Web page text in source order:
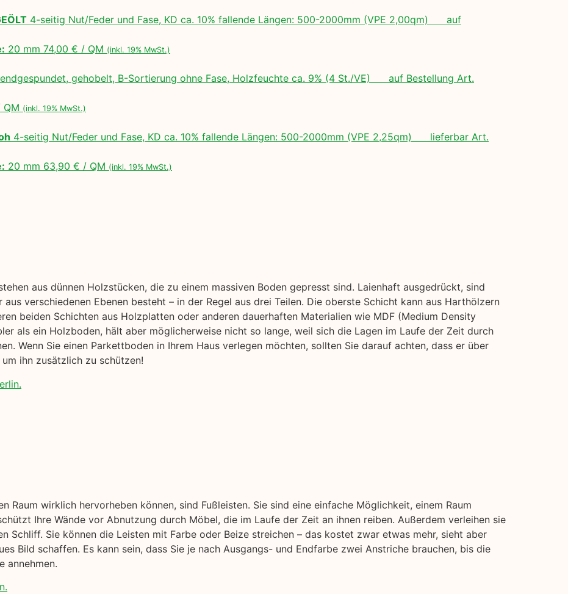
4-seitig Nut/Feder und Fase, KD ca. 10% fallende Längen: 500-2000mm (VPE 2,00qm) auf
20 mm 74,00 € / QM (inkl. 19% MwSt.)
endgespundet, gehobelt, B-Sortierung ohne Fase, Holzfeuchte ca. 9% (4 St./VE) auf Bestellung Art.
(inkl. 19% MwSt.)
4-seitig Nut/Feder und Fase, KD ca. 10% fallende Längen: 500-2000mm (VPE 2,25qm) lieferbar Art.
20 mm 63,90 € / QM (inkl. 19% MwSt.)
aus dünnen Holzstücken, die zu einem massiven Boden gepresst sind. Laienhaft ausgedrückt, sind
verschiedenen Ebenen besteht – in der Regel aus drei Teilen. Die oberste Schicht kann aus Harthölzern
beiden Schichten aus Holzplatten oder anderen dauerhaften Materialien wie MDF (Medium Density
als ein Holzboden, hält aber möglicherweise nicht so lange, weil sich die Lagen im Laufe der Zeit durch
Wenn Sie einen Parkettboden in Ihrem Haus verlegen möchten, sollten Sie darauf achten, dass er über
ihn zusätzlich zu schützen!
Raum wirklich hervorheben können, sind Fußleisten. Sie sind eine einfache Möglichkeit, einem Raum
Ihre Wände vor Abnutzung durch Möbel, die im Laufe der Zeit an ihnen reiben. Außerdem verleihen sie
Schliff. Sie können die Leisten mit Farbe oder Beize streichen – das kostet zwar etwas mehr, sieht aber
Bild schaffen. Es kann sein, dass Sie je nach Ausgangs- und Endfarbe zwei Anstriche brauchen, bis die
annehmen.